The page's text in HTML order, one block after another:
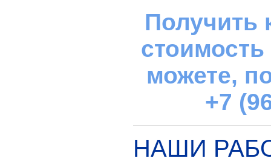
Получить
можете,
+7
НАШИ